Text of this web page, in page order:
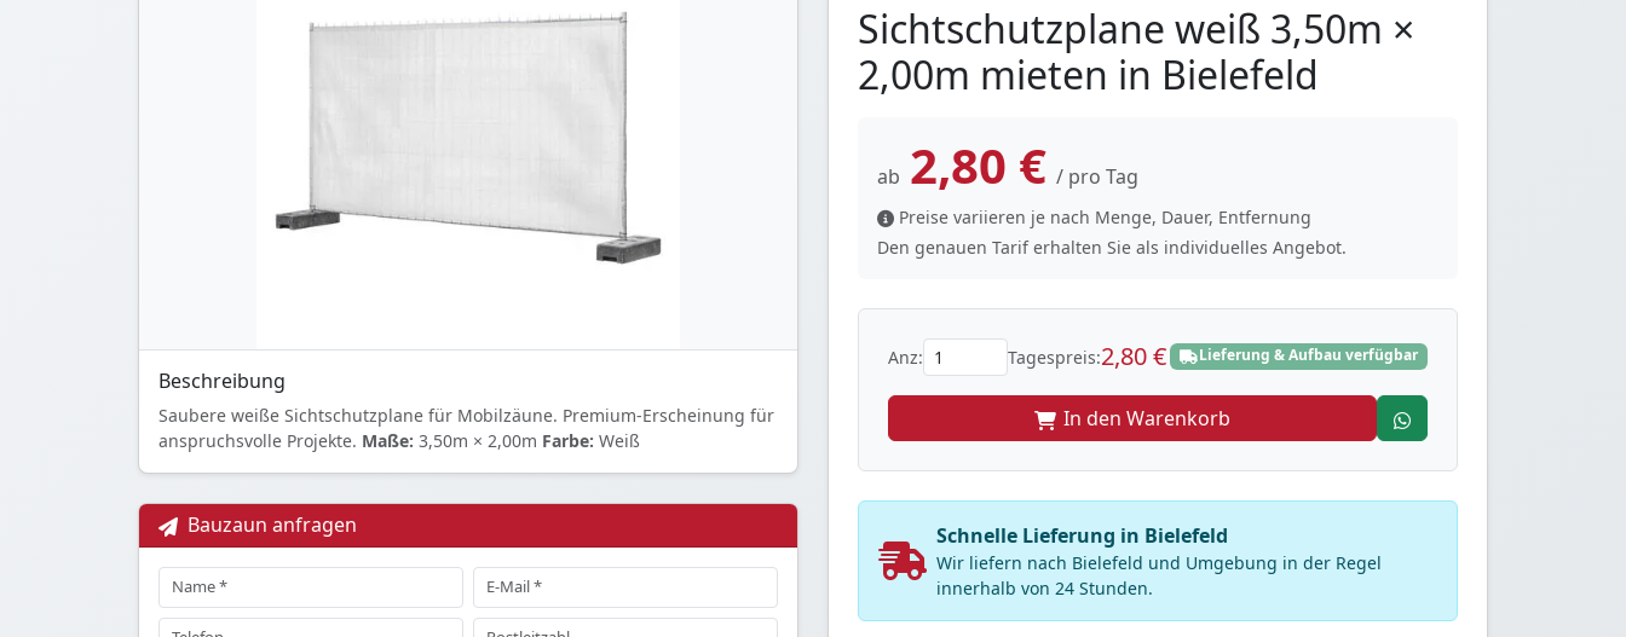
Beschreibung
Saubere weiße Sichtschutzplane für Mobilzäune. Premium-Erscheinung für
anspruchsvolle Projekte. Maße: 3,50m × 2,00m Farbe: Weiß
Bauzaun anfragen
Sichtschutzplane weiß 3,50m ×
2,00m mieten in Bielefeld
ab 2,80 € / pro Tag
Preise variieren je nach Menge, Dauer, Entfernung
Den genauen Tarif erhalten Sie als individuelles Angebot.
Anz: Tagespreis:2,80 € Lieferung & Aufbau verfügbar
In den Warenkorb
Schnelle Lieferung in Bielefeld
Wir liefern nach Bielefeld und Umgebung in der Regel
innerhalb von 24 Stunden.